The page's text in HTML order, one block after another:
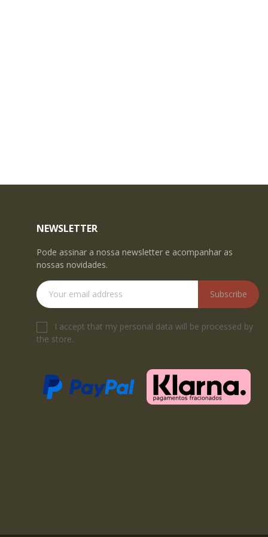
NEWSLETTER
Pode assinar a nossa newsletter e acompanhar as
nossas novidades.
Subscribe
I accept that my personal data will be processed by
the store.